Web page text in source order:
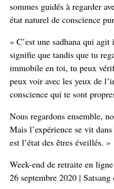
sommes guidés à regarder
état naturel de conscience
« C’est une sadhana qui
signifie que tandis que tu
immobile en toi, tu peux
peux voir avec les yeux de
conscience qui te sont
Nous regardons ensemble,
Mais l’expérience se vit
est l’état des êtres éveillés. »
Week-end de retraite en ligne
26 septembre 2020 |